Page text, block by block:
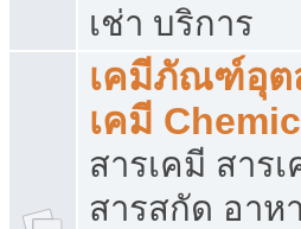
เช่า บริการ
เคมีภัณฑ์อุต
เคมี
สารเคมี สาร
สารสกัด อาห